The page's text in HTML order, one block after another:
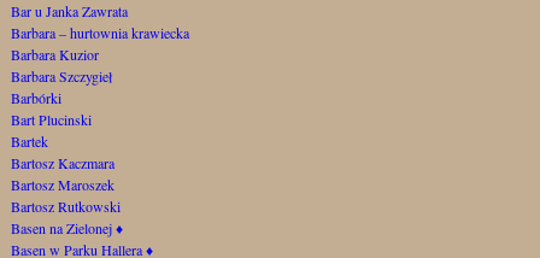
Bar u Janka Zawrata
Barbara – hurtownia krawiecka
Barbara Kuzior
Barbara Szczygieł
Barbórki
Bart Plucinski
Bartek
Bartosz Kaczmara
Bartosz Maroszek
Bartosz Rutkowski
Basen na Zielonej♦
Basen w Parku Hallera♦